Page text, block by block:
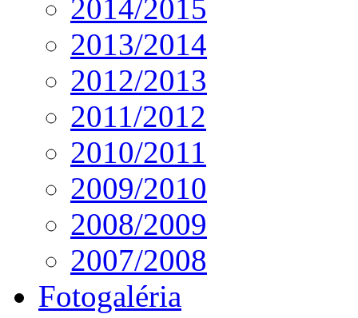
2014/2015
2013/2014
2012/2013
2011/2012
2010/2011
2009/2010
2008/2009
2007/2008
Fotogaléria